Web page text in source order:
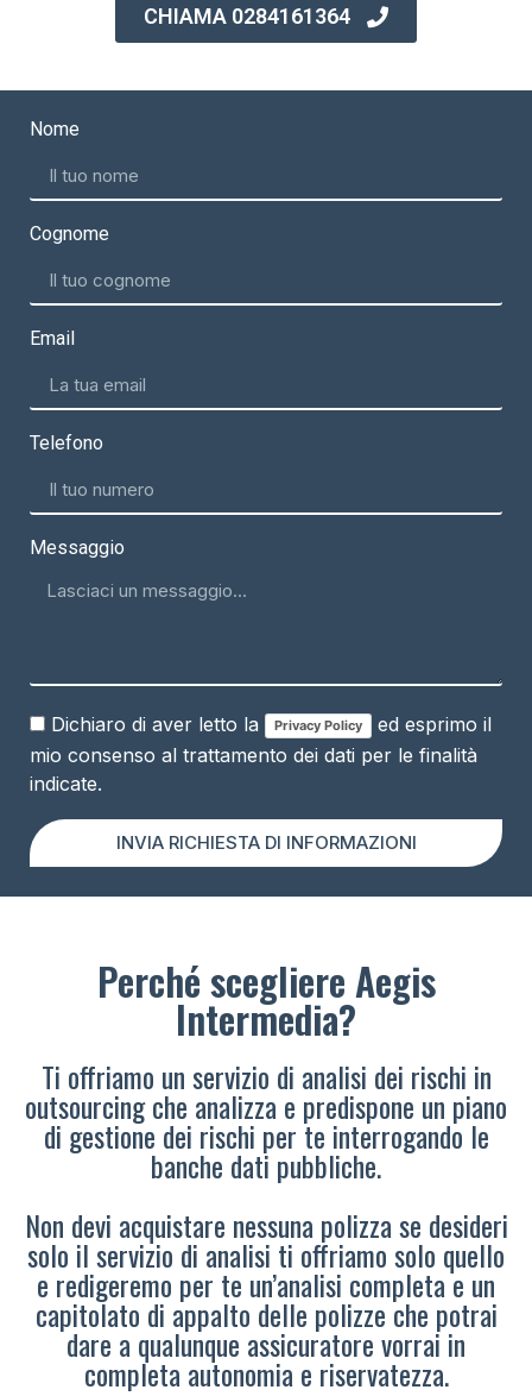
CHIAMA 0284161364
Nome
Cognome
Email
Telefono
Messaggio
Dichiaro di aver letto la Privacy Policy
ed esprimo il
mio consenso al trattamento dei dati per le finalità
indicate.
INVIA RICHIESTA DI INFORMAZIONI
Perché scegliere Aegis
Intermedia?
Ti offriamo un servizio di analisi dei rischi in
outsourcing che analizza e predispone un piano
di gestione dei rischi per te interrogando le
banche dati pubbliche.
Non devi acquistare nessuna polizza se desideri
solo il servizio di analisi ti offriamo solo quello
e redigeremo per te un’analisi completa e un
capitolato di appalto delle polizze che potrai
dare a qualunque assicuratore vorrai in
completa autonomia e riservatezza.